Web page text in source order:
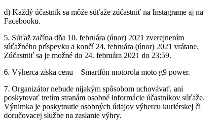
d) Každý účastník sa môže súťaže zúčastniť na Instagrame aj na
Facebooku.
5. Súťaž začína dňa 10. februára (únor) 2021 zverejnením
súťažného príspevku a končí 24. februára (únor) 2021 vrátane.
Zúčastniť sa je možné do 24. februára 2021 do 23:59.
6. Výherca získa cenu – Smartfón motorola moto g9 power.
7. Organizátor nebude nijakým spôsobom uchovávať, ani
poskytovať tretím stranám osobné informácie účastníkov súťaže.
Výnimka je poskytnutie osobných údajov výhercu kuriérskej či
doručovacej službe na zaslanie výhry.